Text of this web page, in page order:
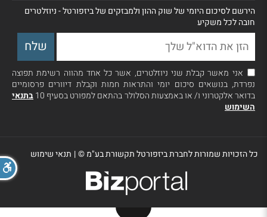
הירשם לסיכום היומי של שוק ההון ולמבזקים של ביזפורטל - ניוזלטרים
חובה לכל משקיע
אני מאשר קבלת שני ניוזלטרים, אשר כל אחד מהווה רשימת תפוצה
נפרדת, בנושאים סיכום יומי והתראות חמות וקבלת דיוורים פרסומיים
בדואר אלקטרוני ו/ או באמצעות הסלולר בהתאם למפורט בסעיף 10
בתנאי
השימוש
כל הזכויות שמורות לחברת ביזפורטל תקשורת בע"מ ©| תנאי שימוש